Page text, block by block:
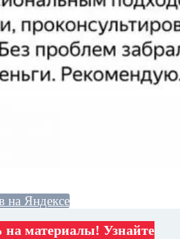
на Яндексе
на материалы! Узнайте